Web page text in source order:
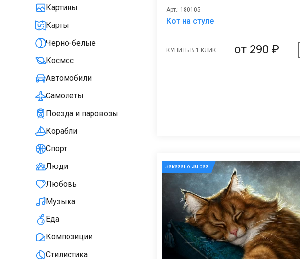
Картины
Карты
Черно-белые
Космос
Автомобили
Самолеты
Поезда и паровозы
Корабли
Спорт
Люди
Любовь
Музыка
Еда
Композиции
Стилистика
Арт.: 180105
Кот на стуле
КУПИТЬ В 1 КЛИК от290 ₽
Заказано 30раз